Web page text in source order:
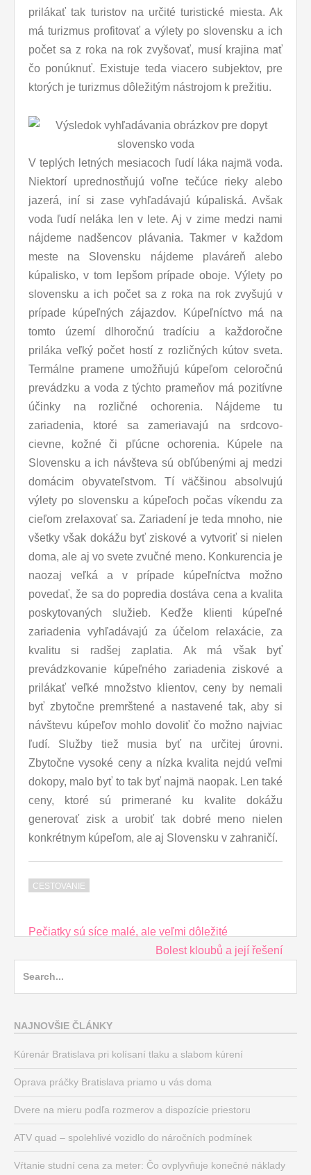
prilákať tak turistov na určité turistické miesta. Ak
má turizmus profitovať a výlety po slovensku a ich
počet sa z roka na rok zvyšovať, musí krajina mať
čo ponúknuť. Existuje teda viacero subjektov, pre
ktorých je turizmus dôležitým nástrojom k prežitiu.
V teplých letných mesiacoch ľudí láka najmä voda.
Niektorí uprednostňujú voľne tečúce rieky alebo
jazerá, iní si zase vyhľadávajú kúpaliská. Avšak
voda ľudí neláka len v lete. Aj v zime medzi nami
nájdeme nadšencov plávania. Takmer v každom
meste na Slovensku nájdeme plaváreň alebo
kúpalisko, v tom lepšom prípade oboje. Výlety po
slovensku a ich počet sa z roka na rok zvyšujú v
prípade kúpeľných zájazdov. Kúpeľníctvo má na
tomto území dlhoročnú tradíciu a každoročne
priláka veľký počet hostí z rozličných kútov sveta.
Termálne pramene umožňujú kúpeľom celoročnú
prevádzku a voda z týchto prameňov má pozitívne
účinky na rozličné ochorenia. Nájdeme tu
zariadenia, ktoré sa zameriavajú na srdcovo-
cievne, kožné či pľúcne ochorenia. Kúpele na
Slovensku a ich návšteva sú obľúbenými aj medzi
domácim obyvateľstvom. Tí väčšinou absolvujú
výlety po slovensku a kúpeľoch počas víkendu za
cieľom zrelaxovať sa. Zariadení je teda mnoho, nie
všetky však dokážu byť ziskové a vytvoriť si nielen
doma, ale aj vo svete zvučné meno. Konkurencia je
naozaj veľká a v prípade kúpeľníctva možno
povedať, že sa do popredia dostáva cena a kvalita
poskytovaných služieb. Keďže klienti kúpeľné
zariadenia vyhľadávajú za účelom relaxácie, za
kvalitu si radšej zaplatia. Ak má však byť
prevádzkovanie kúpeľného zariadenia ziskové a
prilákať veľké množstvo klientov, ceny by nemali
byť zbytočne premrštené a nastavené tak, aby si
návštevu kúpeľov mohlo dovoliť čo možno najviac
ľudí. Služby tiež musia byť na určitej úrovni.
Zbytočne vysoké ceny a nízka kvalita nejdú veľmi
dokopy, malo byť to tak byť najmä naopak. Len také
ceny, ktoré sú primerané ku kvalite dokážu
generovať zisk a urobiť tak dobré meno nielen
konkrétnym kúpeľom, ale aj Slovensku v zahraničí.
CESTOVANIE
Post
Pečiatky sú síce malé, ale veľmi dôležité
Bolest kloubů a její řešení
NAJNOVŠIE ČLÁNKY
Kúrenár Bratislava pri kolísaní tlaku a slabom kúrení
Oprava práčky Bratislava priamo u vás doma
Dvere na mieru podľa rozmerov a dispozície priestoru
ATV quad – spolehlivé vozidlo do náročních podmínek
Vŕtanie studní cena za meter: Čo ovplyvňuje konečné náklady